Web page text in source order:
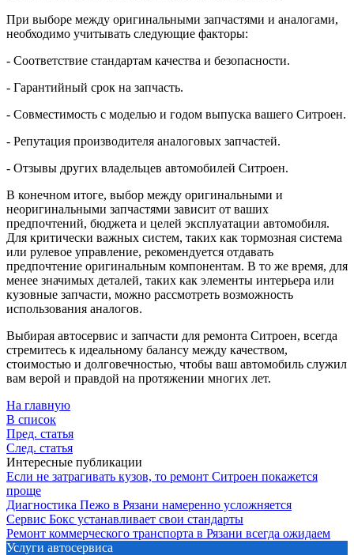
При выборе между оригинальными запчастями и аналогами,
необходимо учитывать следующие факторы:
- Соответствие стандартам качества и безопасности.
- Гарантийный срок на запчасть.
- Совместимость с моделью и годом выпуска вашего Ситроен.
- Репутация производителя аналоговых запчастей.
- Отзывы других владельцев автомобилей Ситроен.
В конечном итоге, выбор между оригинальными и
неоригинальными запчастями зависит от ваших
предпочтений, бюджета и целей эксплуатации автомобиля.
Для критически важных систем, таких как тормозная система
или рулевое управление, рекомендуется отдавать
предпочтение оригинальным компонентам. В то же время, для
менее значимых деталей, таких как элементы интерьера или
кузовные запчасти, можно рассмотреть возможность
использования аналогов.
Выбирая автосервис и запчасти для ремонта Ситроен, всегда
стремитесь к идеальному балансу между качеством,
стоимостью и долговечностью, чтобы ваш автомобиль служил
вам верой и правдой на протяжении многих лет.
На главную
В список
Пред. статья
След. статья
Интересные публикации
Если не затрагивать кузов, то ремонт Ситроен покажется
проще
Диагностика Пежо в Рязани намеренно усложняется
Сервис Бокс устанавливает свои стандарты
Ремонт коммерческого транспорта в Рязани всегда ожидаем
Услуги автосервиса